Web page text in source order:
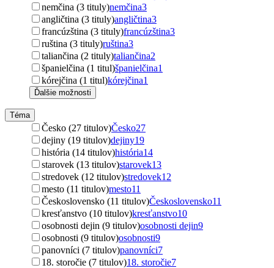
nemčina (3 tituly)nemčina3
angličtina (3 tituly)angličtina3
francúzština (3 tituly)francúzština3
ruština (3 tituly)ruština3
taliančina (2 tituly)taliančina2
španielčina (1 titul)španielčina1
kórejčina (1 titul)kórejčina1
Ďalšie možnosti
Téma
Česko (27 titulov)Česko27
dejiny (19 titulov)dejiny19
história (14 titulov)história14
starovek (13 titulov)starovek13
stredovek (12 titulov)stredovek12
mesto (11 titulov)mesto11
Československo (11 titulov)Československo11
kresťanstvo (10 titulov)kresťanstvo10
osobnosti dejin (9 titulov)osobnosti dejin9
osobnosti (9 titulov)osobnosti9
panovníci (7 titulov)panovníci7
18. storočie (7 titulov)18. storočie7